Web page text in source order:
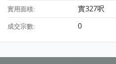
實用面積: 實327呎
成交宗數: 0